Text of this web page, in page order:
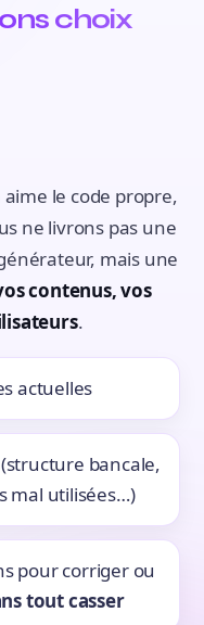
choix
le code propre,
ne livrons pas une
mais une
contenus, vos
.
actuelles
bancale,
mal utilisées…)
pour corriger ou
tout casser